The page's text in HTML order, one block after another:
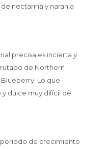
nectarina y naranja
precisa es incierta y
de Northern
Lo que
dulce muy difícil de
de crecimiento